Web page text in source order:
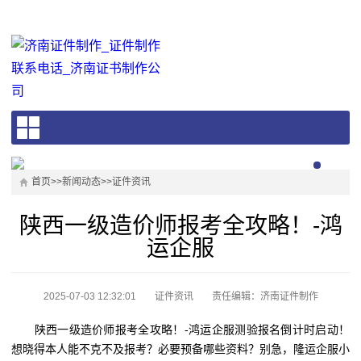
首页>>新闻动态>>证件资讯
陕西一级造价师报考全攻略！-鸿
运企服
2025-07-03 12:32:01 证件资讯 责任编辑：济南证件制作
陕西一级造价师报考全攻略！-鸿运企服测验报名倒计时启动！
想晓得本人能不克不及报考？必要预备哪些资料？别急，隆运企服小